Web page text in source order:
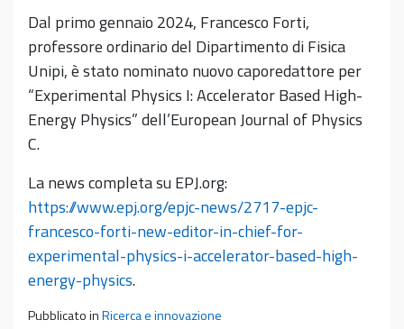
Dal primo gennaio 2024, Francesco Forti,
professore ordinario del Dipartimento di Fisica
Unipi, è stato nominato nuovo caporedattore per
“Experimental Physics I: Accelerator Based High-
Energy Physics” dell’European Journal of Physics
C.
La news completa su EPJ.org:
https://www.epj.org/epjc-news/2717-epjc-
francesco-forti-new-editor-in-chief-for-
experimental-physics-i-accelerator-based-high-
energy-physics.
Pubblicato inRicerca e innovazione